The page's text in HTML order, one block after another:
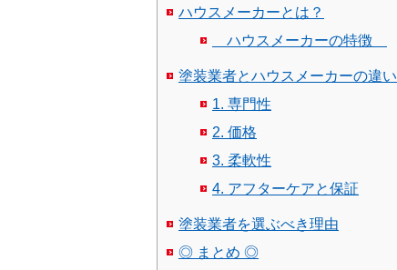
ハウスメーカーとは？
ハウスメーカーの特徴
塗装業者とハウスメーカーの違い
1. 専門性
2. 価格
3. 柔軟性
4. アフターケアと保証
塗装業者を選ぶべき理由
◎ まとめ ◎